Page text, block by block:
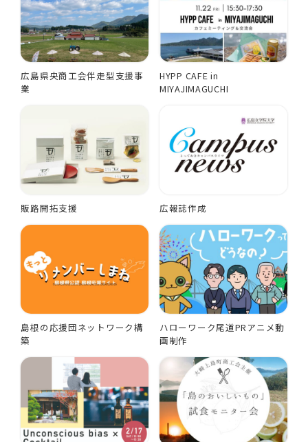
広島県央商工会伴走型支援事
業
HYPP CAFE in
MIYAJIMAGUCHI
販路開拓支援 広報誌作成
島根の応援団ネットワーク構
築
ハローワーク尾道PRアニメ動
画制作